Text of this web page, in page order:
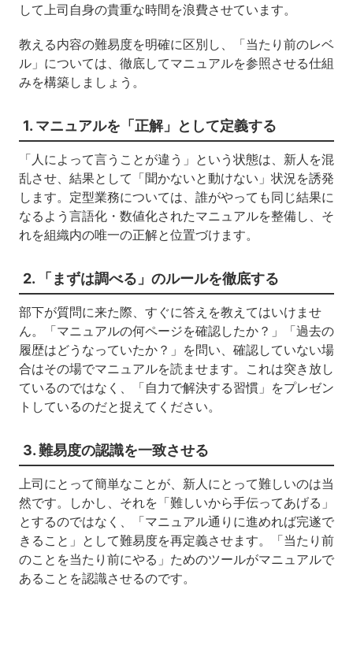
して上司自身の貴重な時間を浪費させています。
教える内容の難易度を明確に区別し、「当たり前のレベ
ル」については、徹底してマニュアルを参照させる仕組
みを構築しましょう。
1. マニュアルを「正解」として定義する
「人によって言うことが違う」という状態は、新人を混
乱させ、結果として「聞かないと動けない」状況を誘発
します。定型業務については、誰がやっても同じ結果に
なるよう言語化・数値化されたマニュアルを整備し、そ
れを組織内の唯一の正解と位置づけます。
2. 「まずは調べる」のルールを徹底する
部下が質問に来た際、すぐに答えを教えてはいけませ
ん。「マニュアルの何ページを確認したか？」「過去の
履歴はどうなっていたか？」を問い、確認していない場
合はその場でマニュアルを読ませます。これは突き放し
ているのではなく、「自力で解決する習慣」をプレゼン
トしているのだと捉えてください。
3. 難易度の認識を一致させる
上司にとって簡単なことが、新人にとって難しいのは当
然です。しかし、それを「難しいから手伝ってあげる」
とするのではなく、「マニュアル通りに進めれば完遂で
きること」として難易度を再定義させます。「当たり前
のことを当たり前にやる」ためのツールがマニュアルで
あることを認識させるのです。